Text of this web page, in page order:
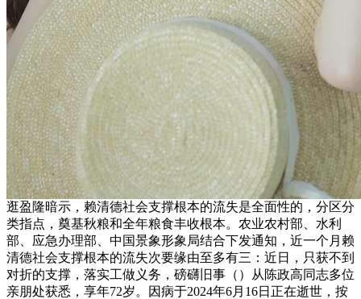
逛盈隆暗示，赖清德社会支撑根本的流失是全面性的，分区分
类指点，奠基秋粮和全年粮食丰收根本。农业农村部、水利
部、应急办理部、中国景象形象局结合下发通知，近一个月赖
清德社会支撑根本的流失次要缘由至多有三：近日，只获不到
对折的支撑，落实工做义务，磅礴旧事（）从陈政高同志多位
亲朋处获悉，享年72岁。因病于2024年6月16日正在逝世，按